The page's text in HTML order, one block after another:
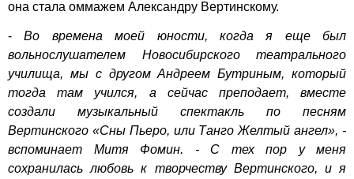
она стала оммажем Александру Вертинскому.
-Во времена моей юности, когда я еще был
вольнослушателем Новосибирского театрального
училища, мы с другом Андреем Бутриным, который
тогда там учился, а сейчас преподает, вместе
создали музыкальный спектакль по песням
Вертинского «Сны Пьеро, или Танго Желтый ангел», -
вспоминает Митя Фомин. - С тех пор у меня
сохранилась любовь к творчеству Вертинского, и я